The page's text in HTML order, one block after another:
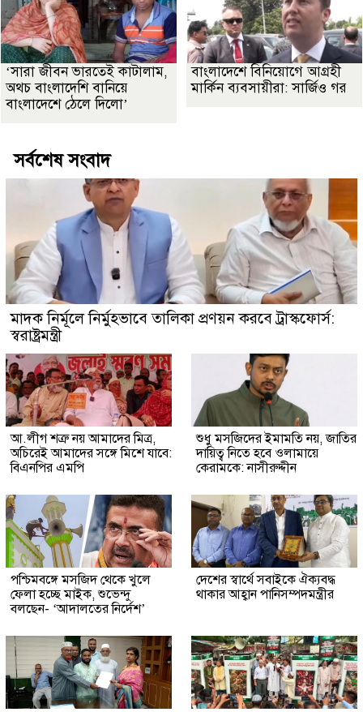
‘সারা জীবন ভারতেই কাটালাম,
অথচ বাংলাদেশি বানিয়ে
বাংলাদেশে ঠেলে দিলো’
বাংলাদেশে বিনিয়োগে আগ্রহী
মার্কিন ব্যবসায়ীরা: সার্জিও গর
সর্বশেষ সংবাদ
মাদক নির্মূলে নির্মুহভাবে তালিকা প্রণয়ন করবে ট্রাস্কফোর্স:
স্বরাষ্ট্রমন্ত্রী
আ.লীগ শত্রু নয় আমাদের মিত্র,
অচিরেই আমাদের সঙ্গে মিশে যাবে:
বিএনপির এমপি
শুধু মসজিদের ইমামতি নয়, জাতির
দায়িত্ব নিতে হবে ওলামায়ে
কেরামকে: নাসীরুদ্দীন
পশ্চিমবঙ্গে মসজিদ থেকে খুলে
ফেলা হচ্ছে মাইক, শুভেন্দু
বলছেন- ‘আদালতের নির্দেশ’
দেশের স্বার্থে সবাইকে ঐক্যবদ্ধ
থাকার আহ্বান পানিসম্পদমন্ত্রীর